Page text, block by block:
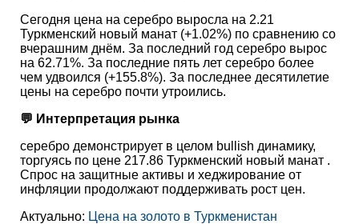
Сегодня цена на серебро выросла на 2.21
Туркменский новый манат (+1.02%) по сравнению со
вчерашним днём. За последний год серебро вырос
на 62.71%. За последние пять лет серебро более
чем удвоился (+155.8%). За последнее десятилетие
цены на серебро почти утроились.
💬 Интерпретация рынка
серебро демонстрирует в целом bullish динамику,
торгуясь по цене 217.86 Туркменский новый манат .
Спрос на защитные активы и хеджирование от
инфляции продолжают поддерживать рост цен.
Актуально: Цена на золото в Туркменистан